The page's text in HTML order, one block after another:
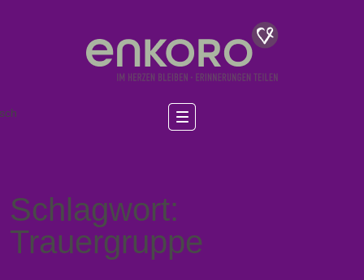
Schlagwort:
Trauergruppe